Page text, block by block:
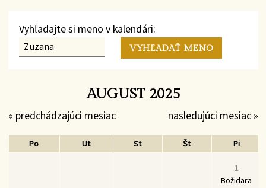
Vyhľadajte si meno v kalendári:
AUGUST 2025
« predchádzajúci mesiac nasledujúci mesiac »
Po Ut St Št
Pi
1
Božidara